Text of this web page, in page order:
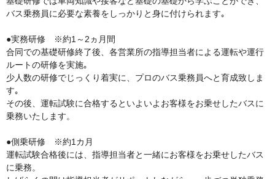
バス乗務員に必要な素養をしっかりと身に付けられます｡
●実務研修　※約1～2ヵ月間
合同での基礎研修終了後、各営業所の指導担当者による運転や運行
ルートの研修を実施｡
少人数の研修でじっくり着実に、プロのバス乗務員へと育成致しま
す｡
その後、運転試験に合格するといよいよお客様をお乗せしたバスに
乗務いたします。
●側乗研修　※約1カ月
運転試験合格後には、指導担当者と一緒にお客様をお乗せしたバス
に乗務。